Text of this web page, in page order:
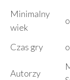
Minimalny
wiek
Czas gry
Autorzy